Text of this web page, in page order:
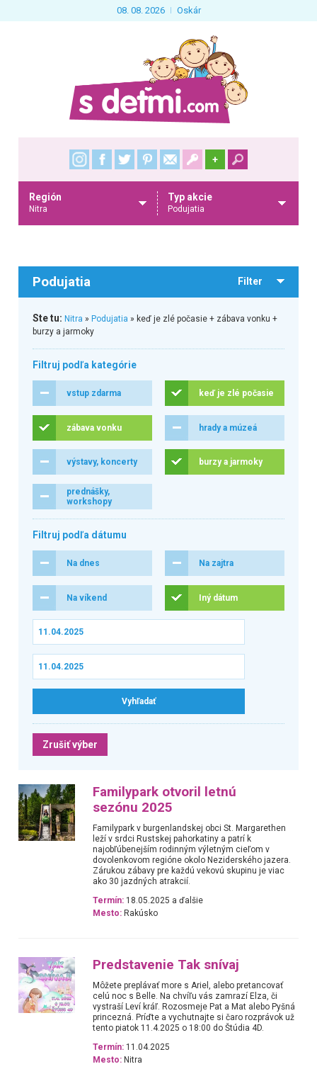
08. 08. 2026 Oskár
+
Región
Nitra
Typ akcie
Podujatia
Podujatia Filter
Ste tu: Nitra » Podujatia » keď je zlé počasie + zábava vonku +
burzy a jarmoky
Filtruj podľa kategórie
vstup zdarma keď je zlé počasie
zábava vonku hrady a múzeá
výstavy, koncerty burzy a jarmoky
prednášky,
workshopy
Filtruj podľa dátumu
Na dnes Na zajtra
Na víkend Iný dátum
Zrušiť výber
Familypark otvoril letnú
sezónu 2025
Familypark v burgenlandskej obci St. Margarethen
leží v srdci Rustskej pahorkatiny a patrí k
najobľúbenejším rodinným výletným cieľom v
dovolenkovom regióne okolo Neziderského jazera.
Zárukou zábavy pre každú vekovú skupinu je viac
ako 30 jazdných atrakcií.
Termín: 18.05.2025 a ďalšie
Mesto: Rakúsko
Predstavenie Tak snívaj
Môžete preplávať more s Ariel, alebo pretancovať
celú noc s Belle. Na chvíľu vás zamrazí Elza, či
vystraší Leví kráľ. Rozosmeje Pat a Mat alebo Pyšná
princezná. Príďte a vychutnajte si čaro rozprávok už
tento piatok 11.4.2025 o 18:00 do Štúdia 4D.
Termín: 11.04.2025
Mesto: Nitra